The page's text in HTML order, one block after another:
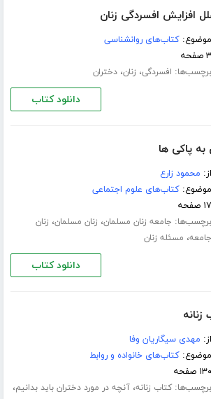
افزایش افسردگی زنان
موضوع:کتاب‌های روانشناسی
۳ صفحه
برچسب‌ها: افسردگی، زنان،دختران
دانلود کتاب
پاکی ها
از: محمود زارع
موضوع:کتاب‌های علوم اجتماعی
۱۷ صفحه
برچسب‌ها: جامعه زنان مسلمان، زنان مسلمان، زنان
جامعه، مسئله زنان
دانلود کتاب
از: مهدی سیگاریان وفا
موضوع:کتاب‌های خانواده و روابط
۱۳۰ صفحه
برچسب‌ها:کتاب زنانه،آنچه در مورد دختران باید بدانیم،